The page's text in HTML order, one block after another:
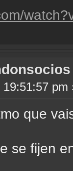
pm
que
se fijen